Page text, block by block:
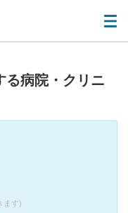
る病院・クリニ
ます)